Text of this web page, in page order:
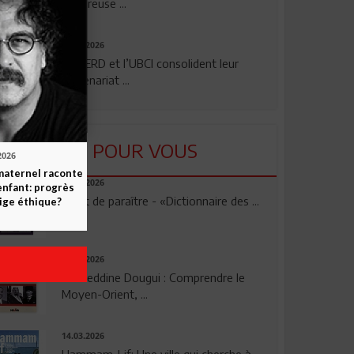
rigoureuse ...
24.07.2026
La BERD et l’UBCI consolident leur
partenariat ...
LU POUR VOUS
23.04.2026
Vient de paraître - «Dictionnaire des ...
17.03.2026
Noureddine Dougui : Comprendre le
Moyen-Orient, ...
14.03.2026
raconte
progrès
éthique?